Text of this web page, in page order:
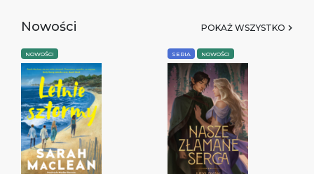
Nowości POKAŻ WSZYSTKO
NOWOŚCI SERIA NOWOŚCI